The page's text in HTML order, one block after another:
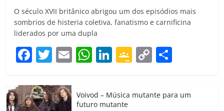
O século XVII britânico abrigou um dos episódios mais
sombrios de histeria coletiva, fanatismo e carnificina
liderados por uma dupla
F
c
e
T
itt
er
E
ai
W
at
s
Li
k
e
G
gl
C
y p
Voivod – Música mutante para um
futuro mutante